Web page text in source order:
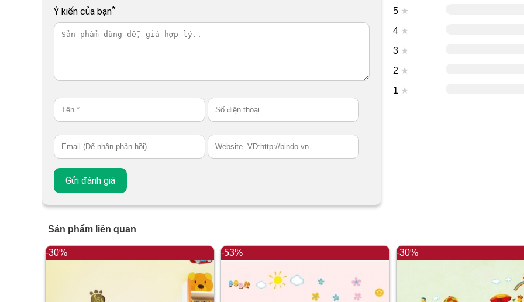
Ý kiến của bạn* 5 ★
4 ★
3 ★
2 ★
1 ★
Sản phẩm liên quan
-30% -53% -30%